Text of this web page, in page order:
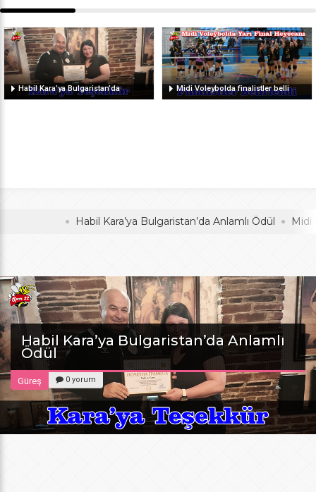
Habil Kara’ya Bulgaristan’da Midi Voleybolda finalistler belli
Habil Kara’ya Bulgaristan’da Anlamlı Ödül Midi
Habil Kara’ya Bulgaristan’da Anlamlı
Ödül
Güreş 0 yorum